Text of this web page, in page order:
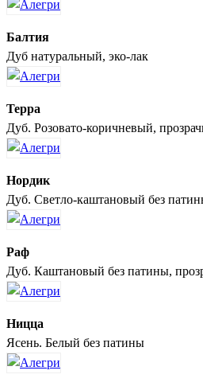
Балтия
Дуб натуральный, эко-лак
Терра
Дуб. Розовато-коричневый,
Нордик
Дуб. Светло-каштановый без
Раф
Дуб. Каштановый без патины,
Ницца
Ясень. Белый без патины